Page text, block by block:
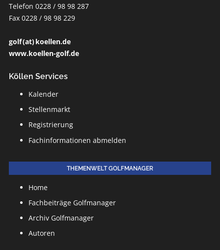
Telefon 0228 / 98 98 287
Fax 0228 / 98 98 229
golf (at) koellen.de
www.koellen-golf.de
Köllen Services
Kalender
Stellenmarkt
Registrierung
Fachinformationen abmelden
THEMENWELT GOLFMANAGER
Home
Fachbeiträge Golfmanager
Archiv Golfmanager
Autoren